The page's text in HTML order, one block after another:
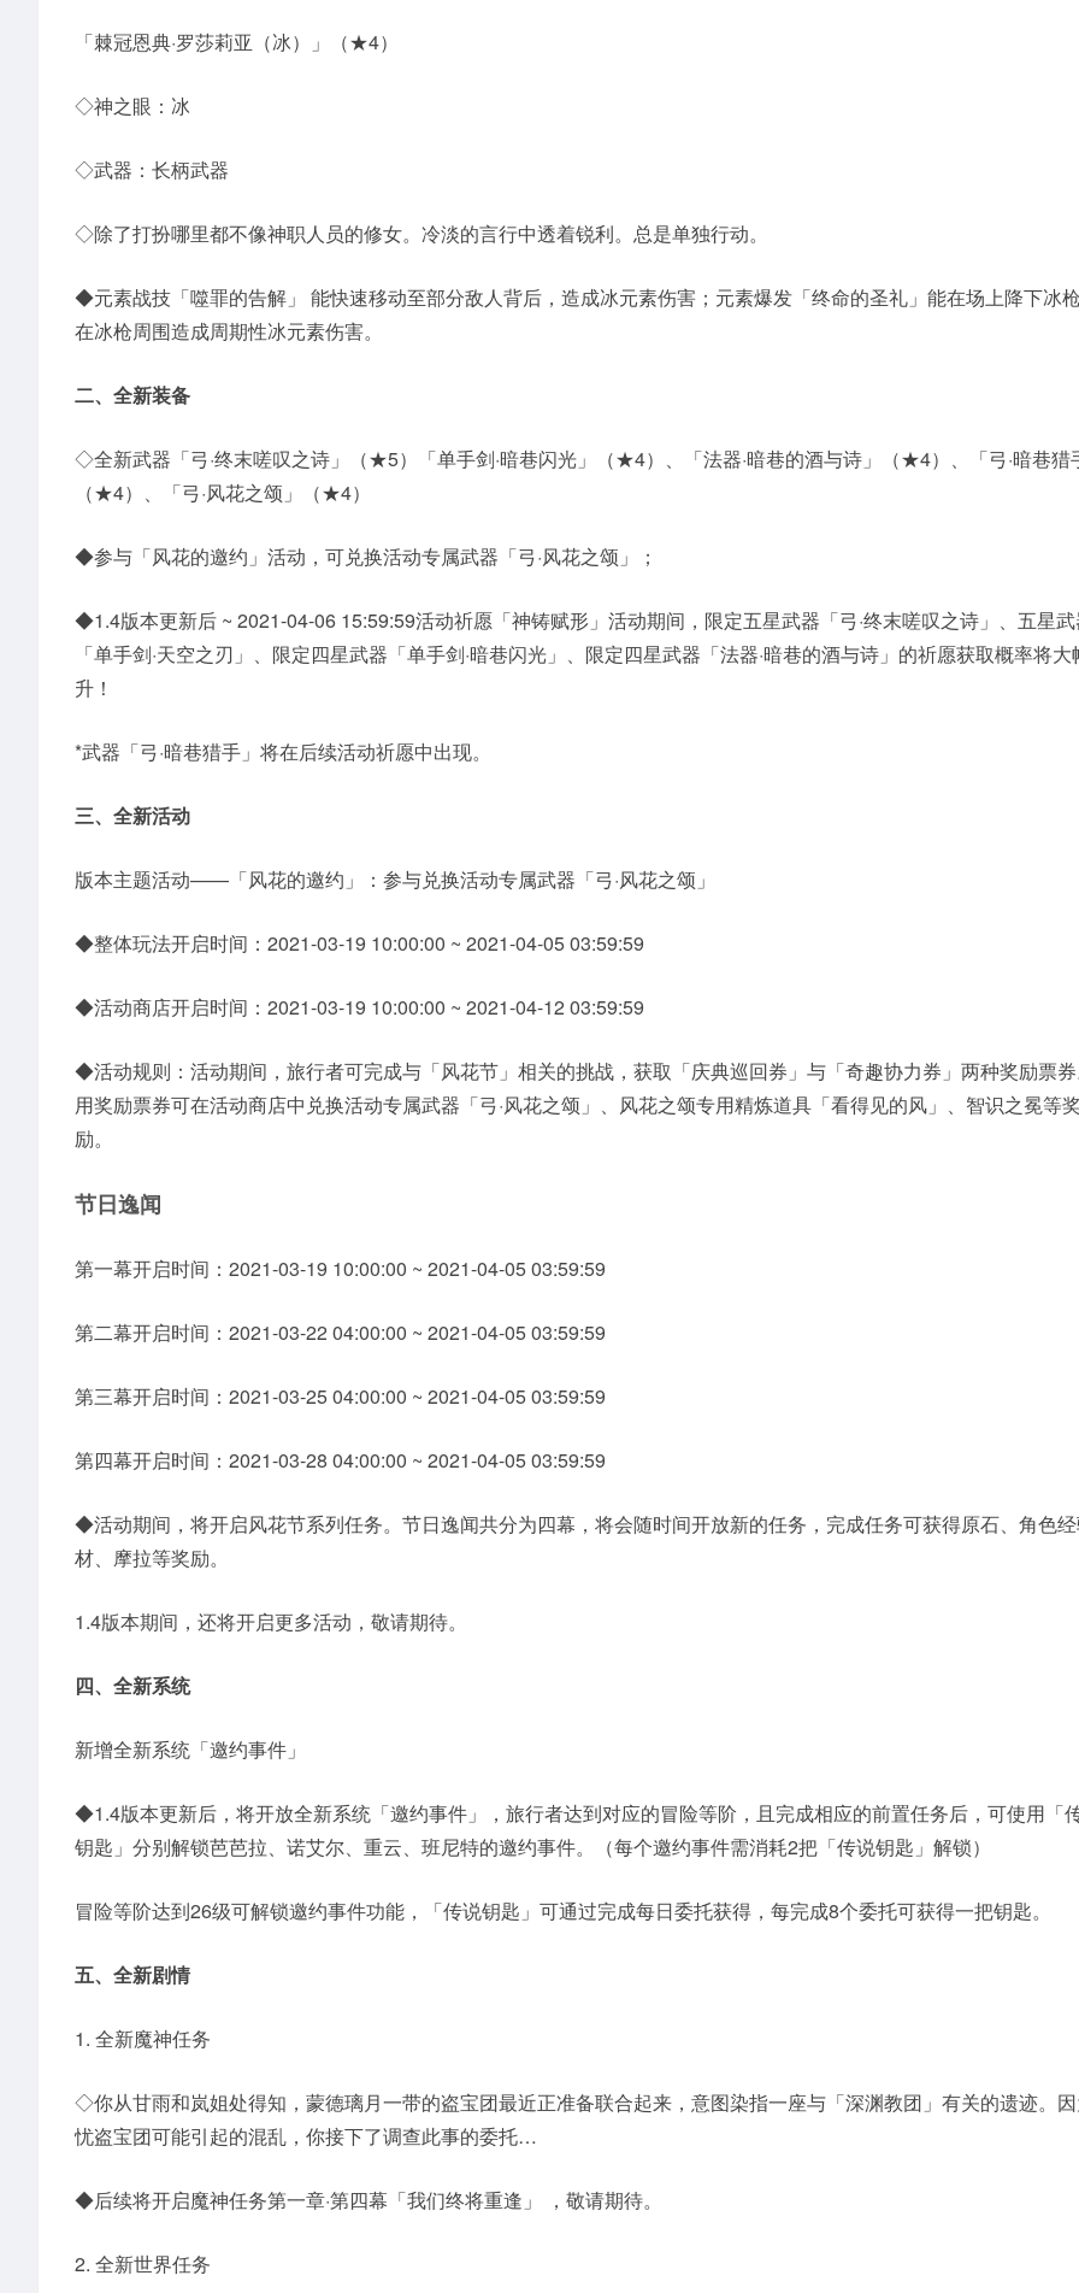
「棘冠恩典·罗莎莉亚（冰）」（★4）
◇神之眼：冰
◇武器：长柄武器
◇除了打扮哪里都不像神职人员的修女。冷淡的言行中透着锐利。总是单独行动。
◆元素战技「噬罪的告解」 能快速移动至部分敌人背后，造成冰元素伤害；元素爆发「终命的圣礼」能在场上降下冰
在冰枪周围造成周期性冰元素伤害。
二、全新装备
◇全新武器「弓·终末嗟叹之诗」（★5）「单手剑·暗巷闪光」（★4）、「法器·暗巷的酒与诗」（★4）、「弓·暗巷猎
（★4）、「弓·风花之颂」（★4）
◆参与「风花的邀约」活动，可兑换活动专属武器「弓·风花之颂」；
◆1.4版本更新后 ~ 2021-04-06 15:59:59活动祈愿「神铸赋形」活动期间，限定五星武器「弓·终末嗟叹之诗」、五星
「单手剑·天空之刃」、限定四星武器「单手剑·暗巷闪光」、限定四星武器「法器·暗巷的酒与诗」的祈愿获取概率将大
升！
*武器「弓·暗巷猎手」将在后续活动祈愿中出现。
三、全新活动
版本主题活动——「风花的邀约」：参与兑换活动专属武器「弓·风花之颂」
◆整体玩法开启时间：2021-03-19 10:00:00 ~ 2021-04-05 03:59:59
◆活动商店开启时间：2021-03-19 10:00:00 ~ 2021-04-12 03:59:59
◆活动规则：活动期间，旅行者可完成与「风花节」相关的挑战，获取「庆典巡回券」与「奇趣协力券」两种奖励票
用奖励票券可在活动商店中兑换活动专属武器「弓·风花之颂」、风花之颂专用精炼道具「看得见的风」、智识之冕等
励。
节日逸闻
第一幕开启时间：2021-03-19 10:00:00 ~ 2021-04-05 03:59:59
第二幕开启时间：2021-03-22 04:00:00 ~ 2021-04-05 03:59:59
第三幕开启时间：2021-03-25 04:00:00 ~ 2021-04-05 03:59:59
第四幕开启时间：2021-03-28 04:00:00 ~ 2021-04-05 03:59:59
◆活动期间，将开启风花节系列任务。节日逸闻共分为四幕，将会随时间开放新的任务，完成任务可获得原石、角色
材、摩拉等奖励。
1.4版本期间，还将开启更多活动，敬请期待。
四、全新系统
新增全新系统「邀约事件」
◆1.4版本更新后，将开放全新系统「邀约事件」，旅行者达到对应的冒险等阶，且完成相应的前置任务后，可使用「
钥匙」分别解锁芭芭拉、诺艾尔、重云、班尼特的邀约事件。（每个邀约事件需消耗2把「传说钥匙」解锁）
冒险等阶达到26级可解锁邀约事件功能，「传说钥匙」可通过完成每日委托获得，每完成8个委托可获得一把钥匙。
五、全新剧情
1. 全新魔神任务
◇你从甘雨和岚姐处得知，蒙德璃月一带的盗宝团最近正准备联合起来，意图染指一座与「深渊教团」有关的遗迹。
忧盗宝团可能引起的混乱，你接下了调查此事的委托…
◆后续将开启魔神任务第一章·第四幕「我们终将重逢」 ，敬请期待。
2. 全新世界任务